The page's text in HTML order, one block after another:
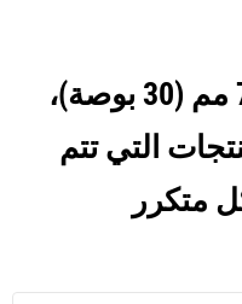
انظر كيف يقارن 762 مم (30 بوصة)،
التي تتم